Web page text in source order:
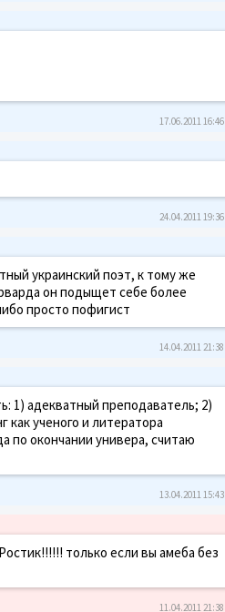
17.06.2011 16:46
24.04.2011 19:36
украинский поэт, к тому же
он подыщет себе более
просто пофигист
14.04.2011 21:38
1) адекватный преподаватель; 2)
ученого и литератора
по окончании универа, считаю
13.04.2011 15:43
только если вы амеба без
11.04.2011 21:38